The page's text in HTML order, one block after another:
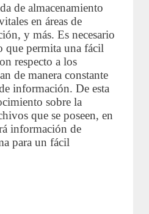
de almacenamiento
en áreas de
y más. Es necesario
que permita una fácil
respecto a los
de manera constante
información. De esta
sobre la
que se poseen, en
información de
para un fácil